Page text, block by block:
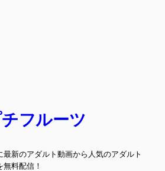
フルーツ
新のアダルト動画から人気のアダルト
料配信！